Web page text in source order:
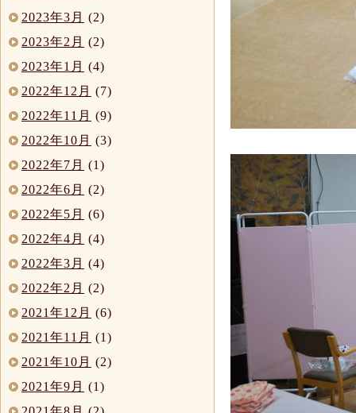
2023年3月 (2)
2023年2月 (2)
2023年1月 (4)
2022年12月 (7)
2022年11月 (9)
2022年10月 (3)
2022年7月 (1)
2022年6月 (2)
2022年5月 (6)
2022年4月 (4)
2022年3月 (4)
2022年2月 (2)
2021年12月 (6)
2021年11月 (1)
2021年10月 (2)
2021年9月 (1)